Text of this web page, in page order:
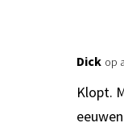
Dick op
Klopt.